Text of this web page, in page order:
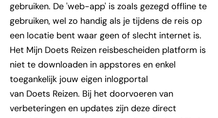
gebruiken. De 'web-app' is zoals gezegd offline te
gebruiken, wel zo handig als je tijdens de reis op
een locatie bent waar geen of slecht internet is.
Het Mijn Doets Reizen reisbescheiden platform is
niet te downloaden in appstores en enkel
toegankelijk jouw eigen inlogportal
van Doets Reizen. Bij het doorvoeren van
verbeteringen en updates zijn deze direct